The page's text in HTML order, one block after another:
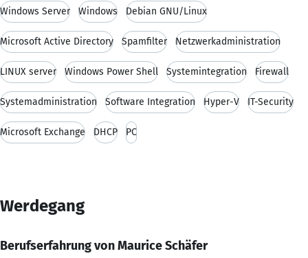
Windows Server Windows Debian GNU/Linux
Microsoft Active Directory Spamfilter Netzwerkadministration
LINUX server Windows Power Shell Systemintegration Firewall
Systemadministration Software Integration Hyper-V IT-Security
Microsoft Exchange DHCP PC
Werdegang
Berufserfahrung von Maurice Schäfer